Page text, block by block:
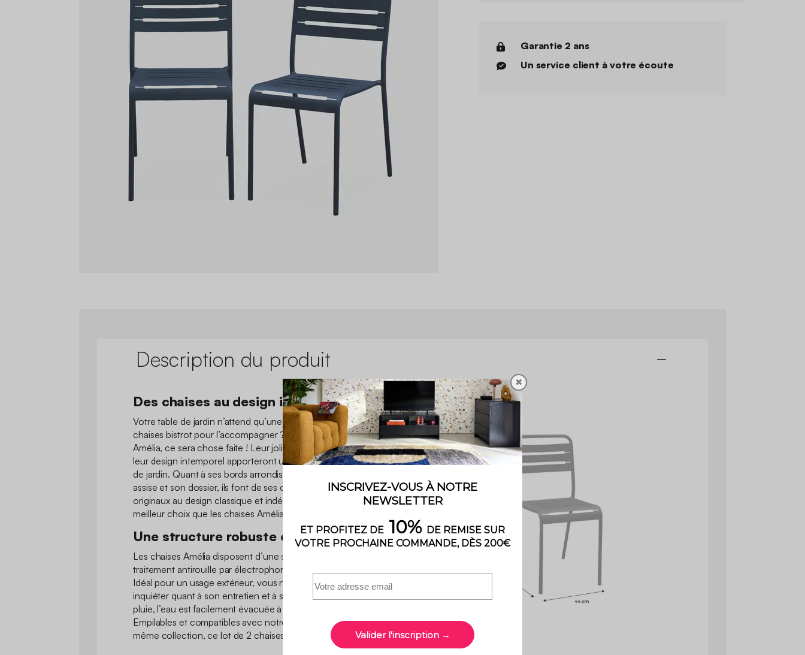
Garantie 2 ans
Un service client à votre écoute
Description du produit
Des chaises au design intemporel
Votre table de jardin n’attend qu’une chose, avoir de jolies
chaises bistrot pour l’accompagner ? Grâce aux chaises
Amélia, ce sera chose faite ! Leur jolie structure en acier et
leur design intemporel apporteront un vrai plus à votre déco
de jardin. Quant à ses bords arrondis et ses lattes sur son
assise et son dossier, ils font de ses chaises des modèles
originaux au design classique et indémodable ! Il n’y a pas
meilleur choix que les chaises Amélia !
Une structure robuste et antirouille
Les chaises Amélia disposent d’une structure robuste et d’un
traitement antirouille par électrophorèse et ça, on adore !
Idéal pour un usage extérieur, vous n’aurez pas à vous
inquiéter quant à son entretien et à sa durabilité. En temps de
pluie, l’eau est facilement évacuée à travers les fentes.
Empilables et compatibles avec notre belle table Amélia de la
même collection, ce lot de 2 chaises à tout pour vous plaire !
✖